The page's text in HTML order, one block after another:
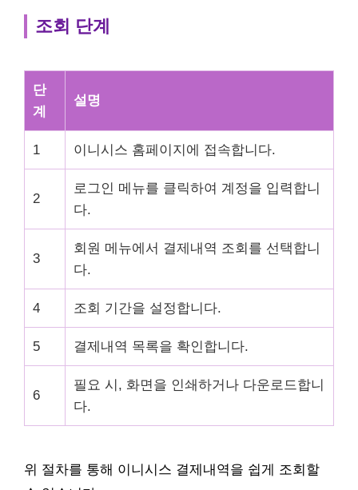
조회 단계
단
계
설명
1 이니시스 홈페이지에 접속합니다.
2
로그인 메뉴를 클릭하여 계정을 입력합니
다.
3
회원 메뉴에서 결제내역 조회를 선택합니
다.
4 조회 기간을 설정합니다.
5 결제내역 목록을 확인합니다.
6
필요 시, 화면을 인쇄하거나 다운로드합니
다.
위 절차를 통해 이니시스 결제내역을 쉽게 조회할